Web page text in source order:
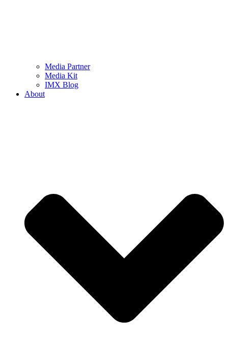
Media Partner
Media Kit
IMX Blog
About